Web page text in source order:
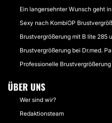
Ein langersehnter Wunsch geht
Sexy nach KombiOP
Brustvergrößerung mit B lite 285
Brustvergrößerung bei Dr.med.
Professionelle
ÜBER UNS
Wer sind wir?
Redaktionsteam